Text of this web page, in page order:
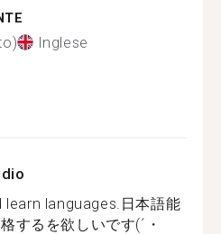
Inglese
languages.日本語能
するを欲しいです(´・